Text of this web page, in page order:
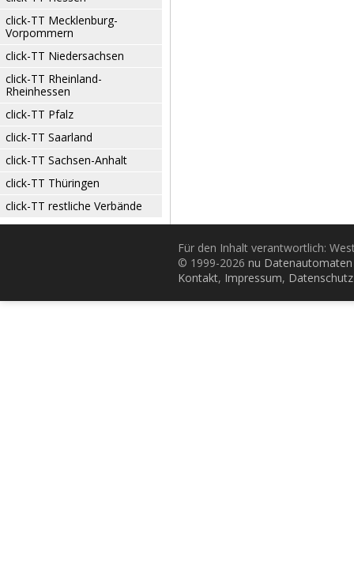
click-TT Mecklenburg-
Vorpommern
click-TT Niedersachsen
click-TT Rheinland-
Rheinhessen
click-TT Pfalz
click-TT Saarland
click-TT Sachsen-Anhalt
click-TT Thüringen
click-TT restliche Verbände
Für den Inhalt verantwortlich:
© 1999-2026 nu
Kontakt, Impressum, Datenschutz